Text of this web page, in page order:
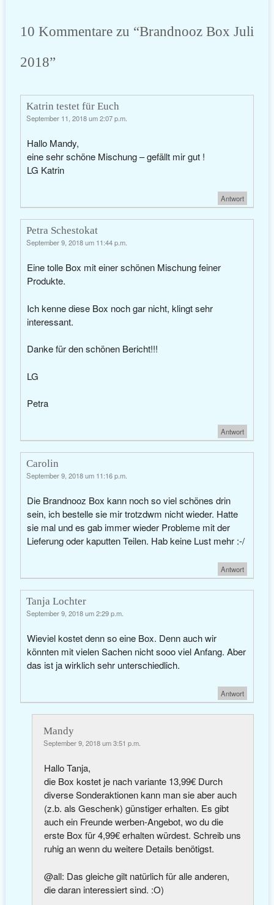
10 Kommentare zu “Brandnooz Box Juli
2018”
Katrin testet für Euch
September 11, 2018 um 2:07 p.m.
Hallo Mandy,
eine sehr schöne Mischung – gefällt mir gut !
LG Katrin
Antwort
Petra Schestokat
September 9, 2018 um 11:44 p.m.
Eine tolle Box mit einer schönen Mischung feiner
Produkte.
Ich kenne diese Box noch gar nicht, klingt sehr
interessant.
Danke für den schönen Bericht!!!
LG
Petra
Antwort
Carolin
September 9, 2018 um 11:16 p.m.
Die Brandnooz Box kann noch so viel schönes drin
sein, ich bestelle sie mir trotzdwm nicht wieder. Hatte
sie mal und es gab immer wieder Probleme mit der
Lieferung oder kaputten Teilen. Hab keine Lust mehr :-/
Antwort
Tanja Lochter
September 9, 2018 um 2:29 p.m.
Wieviel kostet denn so eine Box. Denn auch wir
könnten mit vielen Sachen nicht sooo viel Anfang. Aber
das ist ja wirklich sehr unterschiedlich.
Antwort
Mandy
September 9, 2018 um 3:51 p.m.
Hallo Tanja,
die Box kostet je nach variante 13,99€ Durch
diverse Sonderaktionen kann man sie aber auch
(z.b. als Geschenk) günstiger erhalten. Es gibt
auch ein Freunde werben-Angebot, wo du die
erste Box für 4,99€ erhalten würdest. Schreib uns
ruhig an wenn du weitere Details benötigst.
@all: Das gleiche gilt natürlich für alle anderen,
die daran interessiert sind. :O)